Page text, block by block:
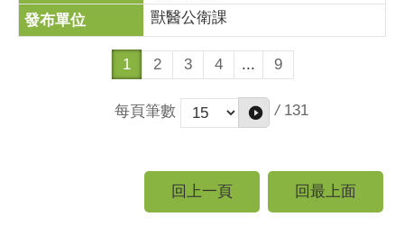
獸醫公衛課
1 2 3 4 ... 9
每頁筆數 / 131
回上一頁 回最上面